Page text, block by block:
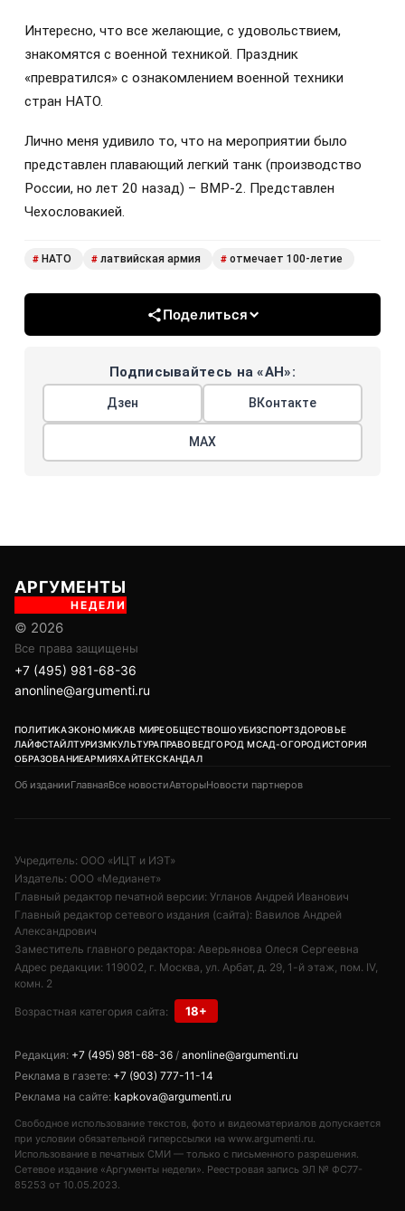
Интересно, что все желающие, с удовольствием,
знакомятся с военной техникой. Праздник
«превратился» с ознакомлением военной техники
стран НАТО.
Лично меня удивило то, что на мероприятии было
представлен плавающий легкий танк (производство
России, но лет 20 назад) – BMP-2. Представлен
Чехословакией.
# НАТО # латвийская армия # отмечает 100-летие
Поделиться
Подписывайтесь на «АН»:
Дзен ВКонтакте
МАХ
АРГУМЕНТЫ
НЕДЕЛИ
© 2026
Все права защищены
+7 (495) 981-68-36
anonline@argumenti.ru
ПОЛИТИКАЭКОНОМИКАВ МИРЕОБЩЕСТВОШОУБИЗСПОРТЗДОРОВЬЕ
ЛАЙФСТАЙЛТУРИЗМКУЛЬТУРАПРАВОВЕДГОРОД МСАД-ОГОРОДИСТОРИЯ
ОБРАЗОВАНИЕАРМИЯХАЙТЕКСКАНДАЛ
Об изданииГлавнаяВсе новостиАвторыНовости партнеров
Учредитель: ООО «ИЦТ и ИЭТ»
Издатель: ООО «Медианет»
Главный редактор печатной версии: Угланов Андрей Иванович
Главный редактор сетевого издания (сайта): Вавилов Андрей
Александрович
Заместитель главного редактора: Аверьянова Олеся Сергеевна
Адрес редакции: 119002, г. Москва, ул. Арбат, д. 29, 1-й этаж, пом. IV,
комн. 2
Возрастная категория сайта: 18+
Редакция: +7 (495) 981-68-36 / anonline@argumenti.ru
Реклама в газете: +7 (903) 777-11-14
Реклама на сайте: kapkova@argumenti.ru
Свободное использование текстов, фото и видеоматериалов допускается
при условии обязательной гиперссылки на www.argumenti.ru.
Использование в печатных СМИ — только с письменного разрешения.
Сетевое издание «Аргументы недели». Реестровая запись ЭЛ № ФС77-
85253 от 10.05.2023.